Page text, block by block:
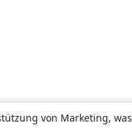
von Marketing, was